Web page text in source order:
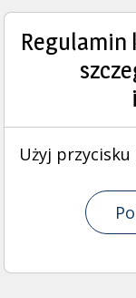
Regulamin
Użyj